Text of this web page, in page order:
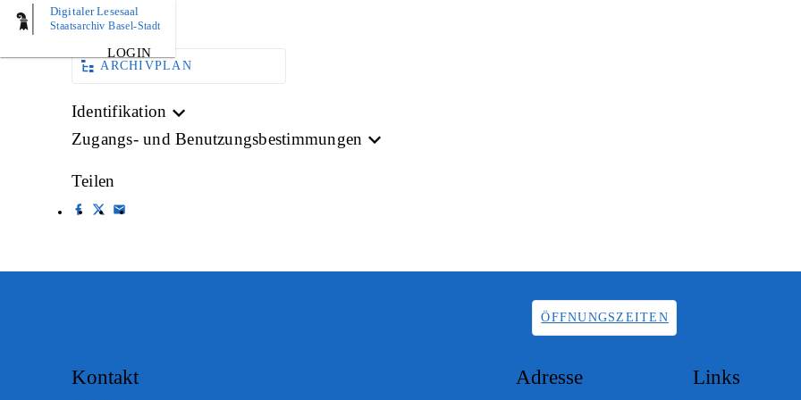
Digitaler Lesesaal
Staatsarchiv Basel-Stadt
LOGIN
AKTE
ARCHIVPLAN
Identifikation
Zugangs- und Benutzungsbestimmungen
Teilen
ÖFFNUNGSZEITEN
Kontakt Adresse Links